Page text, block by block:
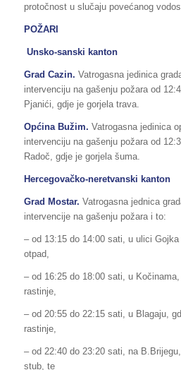
protočnost u slučaju povećanog
POŽARI
Unsko-sanski kanton
Grad Cazin. Vatrogasna jedinica
intervenciju na gašenju požara od
Pjanići, gdje je gorjela trava.
Općina Bužim. Vatrogasna jedinica
intervenciju na gašenju požara od
Radoč, gdje je gorjela šuma.
Hercegovačko-neretvanski kanton
Grad Mostar. Vatrogasna jednica
intervencije na gašenju požara i to:
– od 13:15 do 14:00 sati, u ulici
otpad,
– od 16:25 do 18:00 sati, u
rastinje,
– od 20:55 do 22:15 sati, u Blagaju,
rastinje,
– od 22:40 do 23:20 sati, na
stub, te